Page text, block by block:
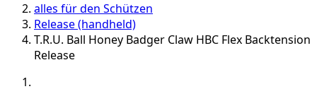
alles für den Schützen
Release (handheld)
T.R.U. Ball Honey Badger Claw HBC Flex Backtension
Release